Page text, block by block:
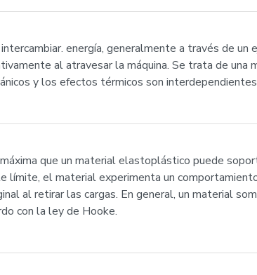
energía, generalmente a través de un
al atravesar la máquina. Se trata de una
y los efectos térmicos son
que un material elastoplástico puede
límite, el material experimenta un
al retirar las cargas. En general, un material
con la ley de Hooke.